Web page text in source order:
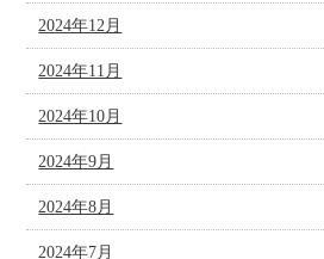
2024年12月
2024年11月
2024年10月
2024年9月
2024年8月
2024年7月